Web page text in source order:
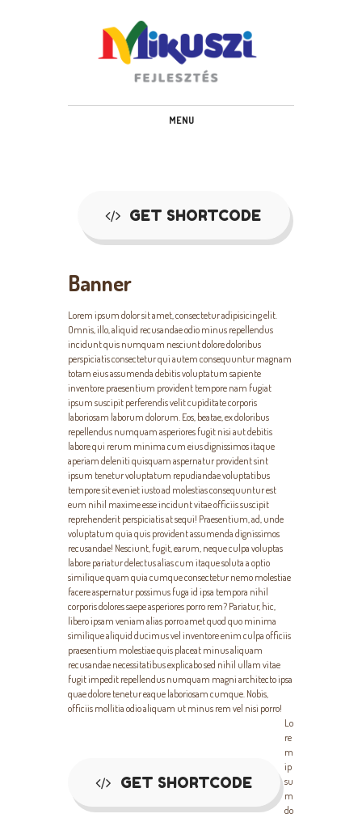
MENU
GET SHORTCODE
Banner
Lorem ipsum dolor sit amet, consectetur adipisicing elit.
Omnis, illo, aliquid recusandae odio minus repellendus
incidunt quis numquam nesciunt dolore doloribus
perspiciatis consectetur qui autem consequuntur magnam
totam eius assumenda debitis voluptatum sapiente
inventore praesentium provident tempore nam fugiat
ipsum suscipit perferendis velit cupiditate corporis
laboriosam laborum dolorum. Eos, beatae, ex doloribus
repellendus numquam asperiores fugit nisi aut debitis
labore qui rerum minima cum eius dignissimos itaque
aperiam deleniti quisquam aspernatur provident sint
ipsum tenetur voluptatum repudiandae voluptatibus
tempore sit eveniet iusto ad molestias consequuntur est
eum nihil maxime esse incidunt vitae officiis suscipit
reprehenderit perspiciatis at sequi! Praesentium, ad, unde
voluptatum quia quis provident assumenda dignissimos
recusandae! Nesciunt, fugit, earum, neque culpa voluptas
labore pariatur delectus alias cum itaque soluta a optio
similique quam quia cumque consectetur nemo molestiae
facere aspernatur possimus fuga id ipsa tempora nihil
corporis dolores saepe asperiores porro rem? Pariatur, hic,
libero ipsam veniam alias porro amet quod quo minima
similique aliquid ducimus vel inventore enim culpa officiis
praesentium molestiae quis placeat minus aliquam
recusandae necessitatibus explicabo sed nihil ullam vitae
fugit impedit repellendus numquam magni architecto ipsa
quae dolore tenetur eaque laboriosam cumque. Nobis,
officiis mollitia odio aliquam ut minus rem vel nisi porro!
GET SHORTCODE
Lo
re
m
ip
su
m
do